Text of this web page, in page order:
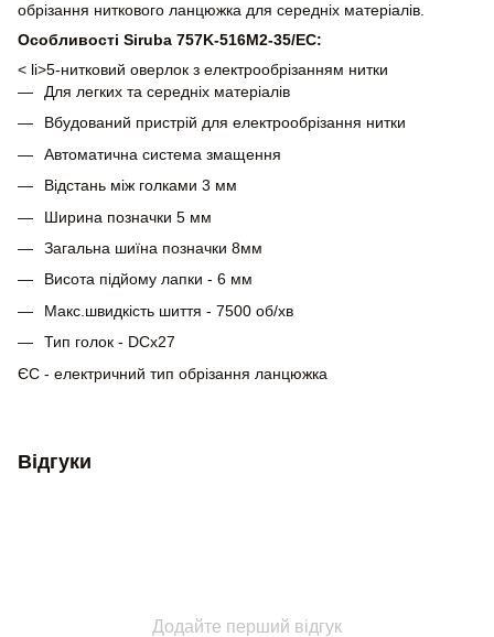
обрізання ниткового ланцюжка для середніх матеріалів.
Особливості Siruba 757K-516M2-35/EC:
< li>5-нитковий оверлок з електрообрізанням нитки
Для легких та середніх матеріалів
Вбудований пристрій для електрообрізання нитки
Автоматична система змащення
Відстань між голками 3 мм
Ширина позначки 5 мм
Загальна шиїна позначки 8мм
Висота підйому лапки - 6 мм
Макс.швидкість шиття - 7500 об/хв
Тип голок - DCx27
ЄС - електричний тип обрізання ланцюжка
Відгуки
Додайте перший відгук